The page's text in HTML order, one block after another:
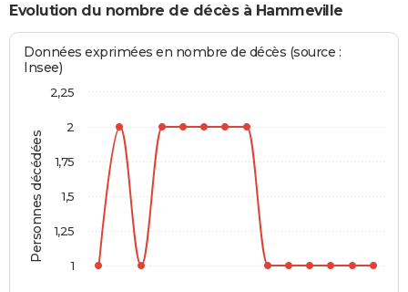
Evolution du nombre de décès à Hammeville
Personnes décédées
Données exprimées en nombre de décès (source :
Insee)
1
1,25
1,5
1,75
2
2,25